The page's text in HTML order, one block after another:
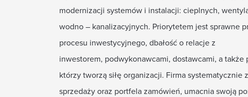
modernizacji systemów i instalacji: cieplnych,
wodno – kanalizacyjnych. Priorytetem jest sprawne
procesu inwestycyjnego, dbałość o relacje z
inwestorem, podwykonawcami, dostawcami, a także
którzy tworzą siłę organizacji. Firma systematycznie
sprzedaży oraz portfela zamówień, umacnia swoją